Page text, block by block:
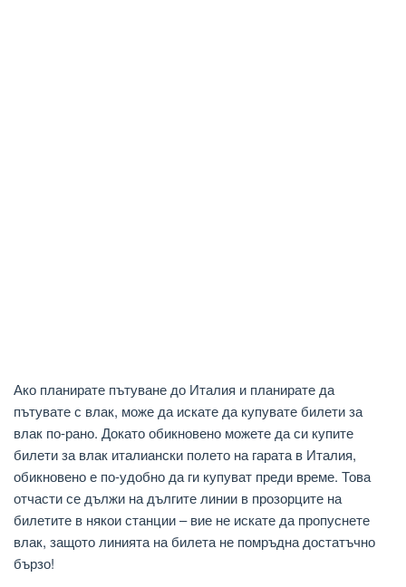
Ако планирате пътуване до Италия и планирате да
пътувате с влак, може да искате да купувате билети за
влак по-рано. Докато обикновено можете да си купите
билети за влак италиански полето на гарата в Италия,
обикновено е по-удобно да ги купуват преди време. Това
отчасти се дължи на дългите линии в прозорците на
билетите в някои станции – вие не искате да пропуснете
влак, защото линията на билета не помръдна достатъчно
бързо!